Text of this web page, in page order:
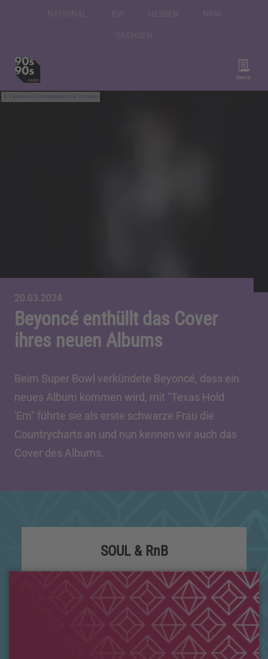
News
Parkwood Entertainment via Youtube
20.03.2024
Beyoncé enthüllt das Cover
ihres neuen Albums
Beim Super Bowl verkündete Beyoncé, dass ein
neues Album kommen wird, mit "Texas Hold
'Em" führte sie als erste schwarze Frau die
Countrycharts an und nun kennen wir auch das
Cover des Albums.
SOUL & RnB